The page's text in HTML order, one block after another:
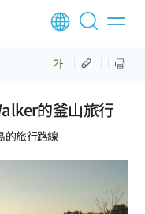
的釜山旅行
的旅行路線